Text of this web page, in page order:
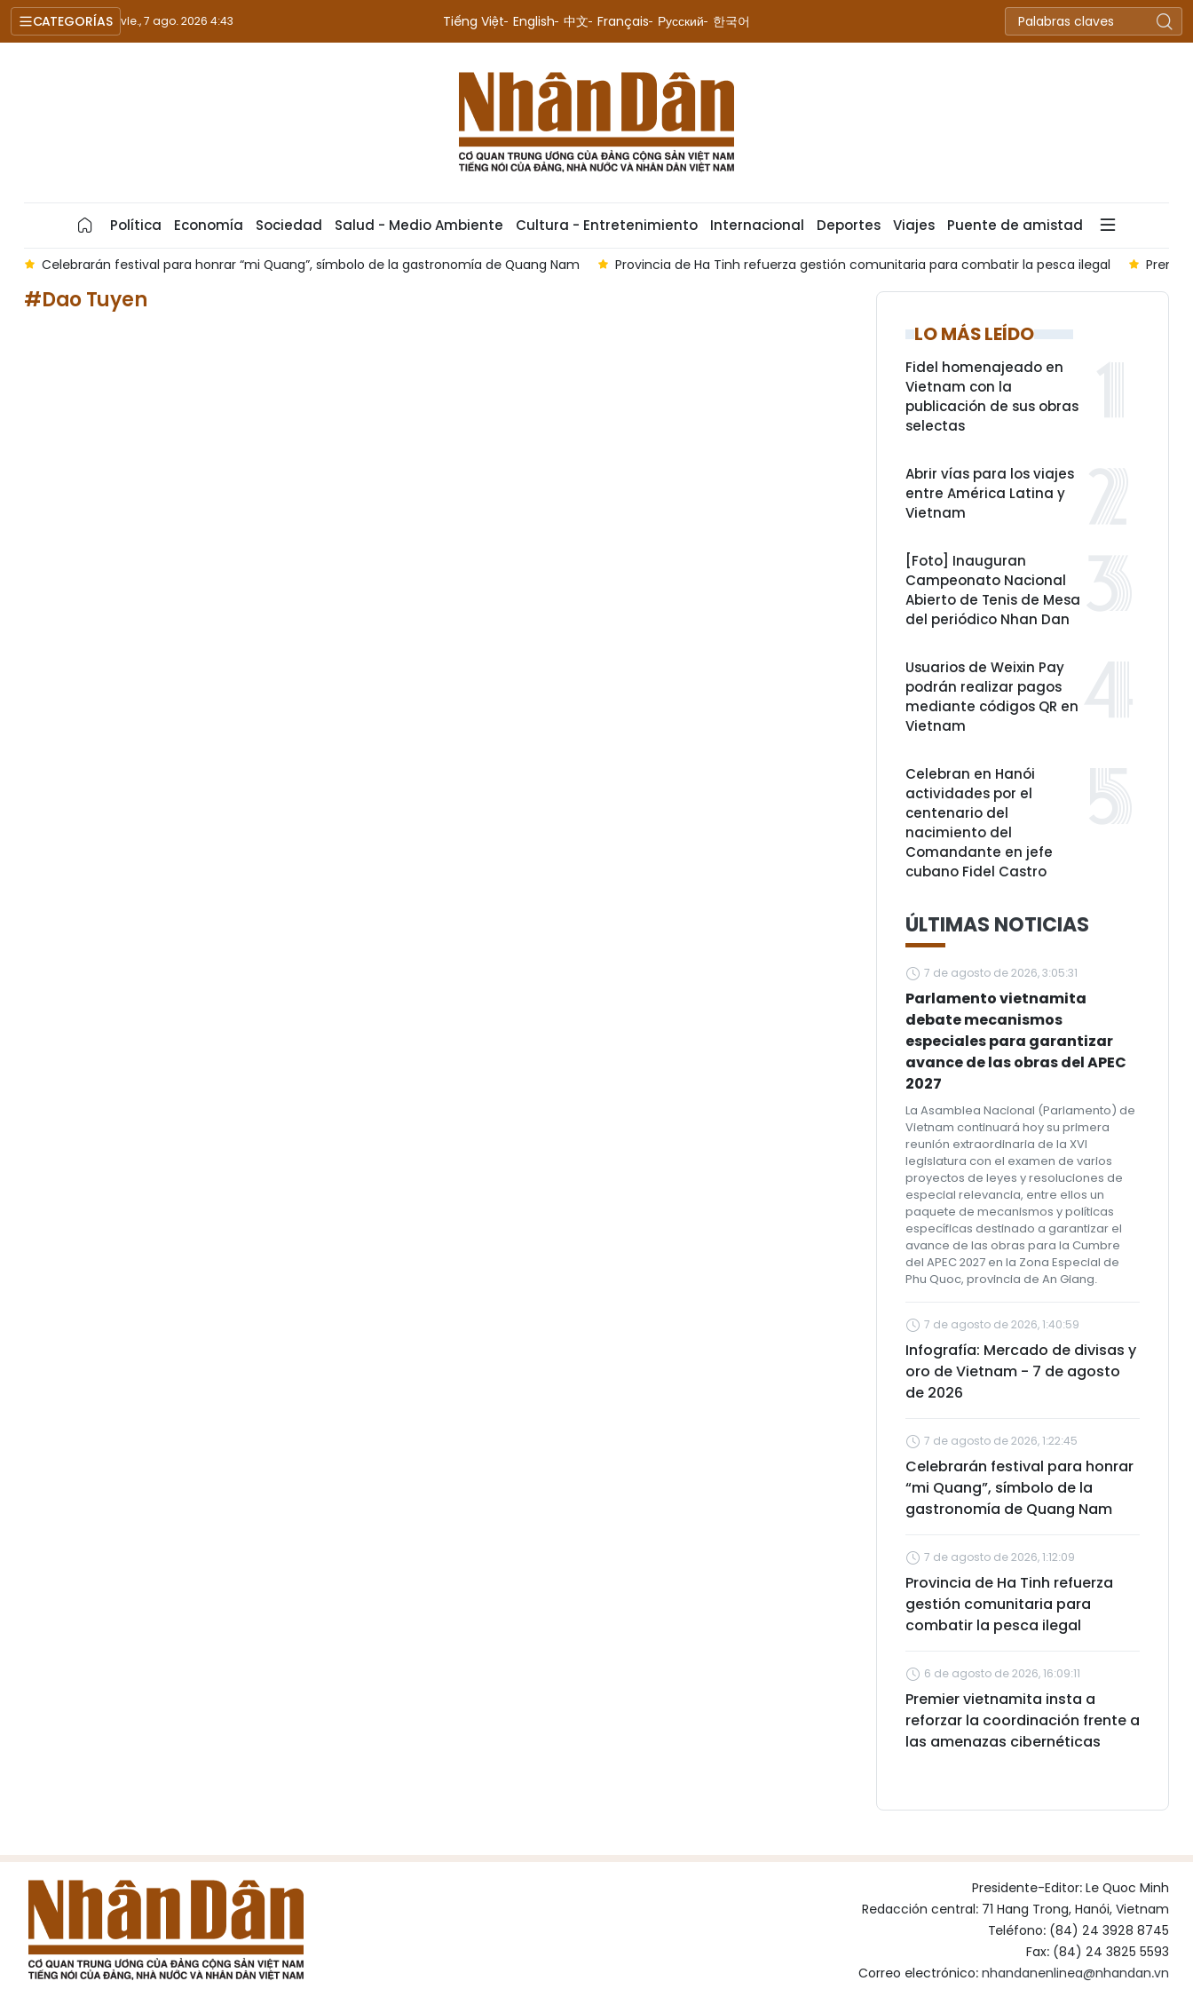
CATEGORÍAS vie., 7 ago. 2026 4:43 Tiếng Việt English 中文 Français Русский 한국어
Política Economía Sociedad Salud - Medio Ambiente Cultura - Entretenimiento Internacional Deportes Viajes Puente de amistad
Celebrarán festival para honrar “mi Quang”, símbolo de la gastronomía de Quang Nam Provincia de Ha Tinh refuerza gestión comunitaria para combatir la pesca ilegal
#Dao Tuyen
LO MÁS LEÍDO
Fidel homenajeado en
Vietnam con la
publicación de sus obras
selectas
Abrir vías para los viajes
entre América Latina y
Vietnam
[Foto] Inauguran
Campeonato Nacional
Abierto de Tenis de Mesa
del periódico Nhan Dan
Usuarios de Weixin Pay
podrán realizar pagos
mediante códigos QR en
Vietnam
Celebran en Hanói
actividades por el
centenario del
nacimiento del
Comandante en jefe
cubano Fidel Castro
ÚLTIMAS NOTICIAS
7 de agosto de 2026, 3:05:31
Parlamento vietnamita
debate mecanismos
especiales para garantizar
avance de las obras del APEC
2027
La Asamblea Nacional (Parlamento) de
Vietnam continuará hoy su primera
reunión extraordinaria de la XVI
legislatura con el examen de varios
proyectos de leyes y resoluciones de
especial relevancia, entre ellos un
paquete de mecanismos y políticas
específicas destinado a garantizar el
avance de las obras para la Cumbre
del APEC 2027 en la Zona Especial de
Phu Quoc, provincia de An Giang.
7 de agosto de 2026, 1:40:59
Infografía: Mercado de divisas y
oro de Vietnam - 7 de agosto
de 2026
7 de agosto de 2026, 1:22:45
Celebrarán festival para honrar
“mi Quang”, símbolo de la
gastronomía de Quang Nam
7 de agosto de 2026, 1:12:09
Provincia de Ha Tinh refuerza
gestión comunitaria para
combatir la pesca ilegal
6 de agosto de 2026, 16:09:11
Premier vietnamita insta a
reforzar la coordinación frente a
las amenazas cibernéticas
Presidente-Editor: Le Quoc Minh
Redacción central: 71 Hang Trong, Hanói, Vietnam
Teléfono: (84) 24 3928 8745
Fax: (84) 24 3825 5593
Correo electrónico: nhandanenlinea@nhandan.vn